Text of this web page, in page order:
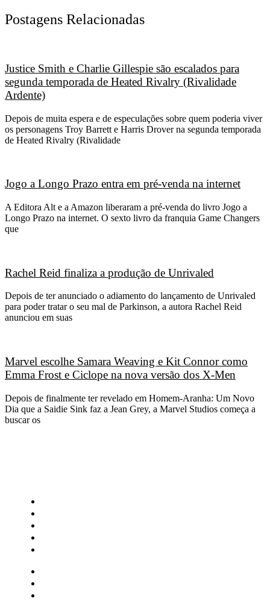
Postagens Relacionadas
Justice Smith e Charlie Gillespie são escalados para
segunda temporada de Heated Rivalry (Rivalidade
Ardente)
Depois de muita espera e de especulações sobre quem poderia viver
os personagens Troy Barrett e Harris Drover na segunda temporada
de Heated Rivalry (Rivalidade
Jogo a Longo Prazo entra em pré-venda na internet
A Editora Alt e a Amazon liberaram a pré-venda do livro Jogo a
Longo Prazo na internet. O sexto livro da franquia Game Changers
que
Rachel Reid finaliza a produção de Unrivaled
Depois de ter anunciado o adiamento do lançamento de Unrivaled
para poder tratar o seu mal de Parkinson, a autora Rachel Reid
anunciou em suas
Marvel escolhe Samara Weaving e Kit Connor como
Emma Frost e Ciclope na nova versão dos X-Men
Depois de finalmente ter revelado em Homem-Aranha: Um Novo
Dia que a Saidie Sink faz a Jean Grey, a Marvel Studios começa a
buscar os